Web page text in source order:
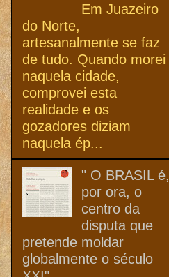
Em Juazeiro
do Norte,
artesanalmente se faz
de tudo. Quando morei
naquela cidade,
comprovei esta
realidade e os
gozadores diziam
naquela ép...
" O BRASIL é,
por ora, o
centro da
disputa que
pretende moldar
globalmente o século